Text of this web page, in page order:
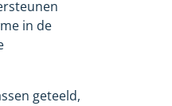
in de
geteeld,